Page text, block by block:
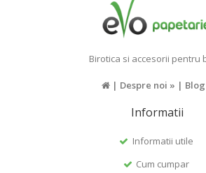
Birotica si accesorii pentru
| Despre noi » |
Informatii
Informatii utile
Cum cumpar